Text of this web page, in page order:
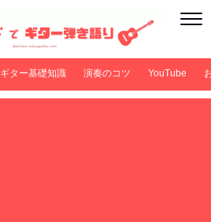
ギター基礎知識 演奏のコツ YouTube